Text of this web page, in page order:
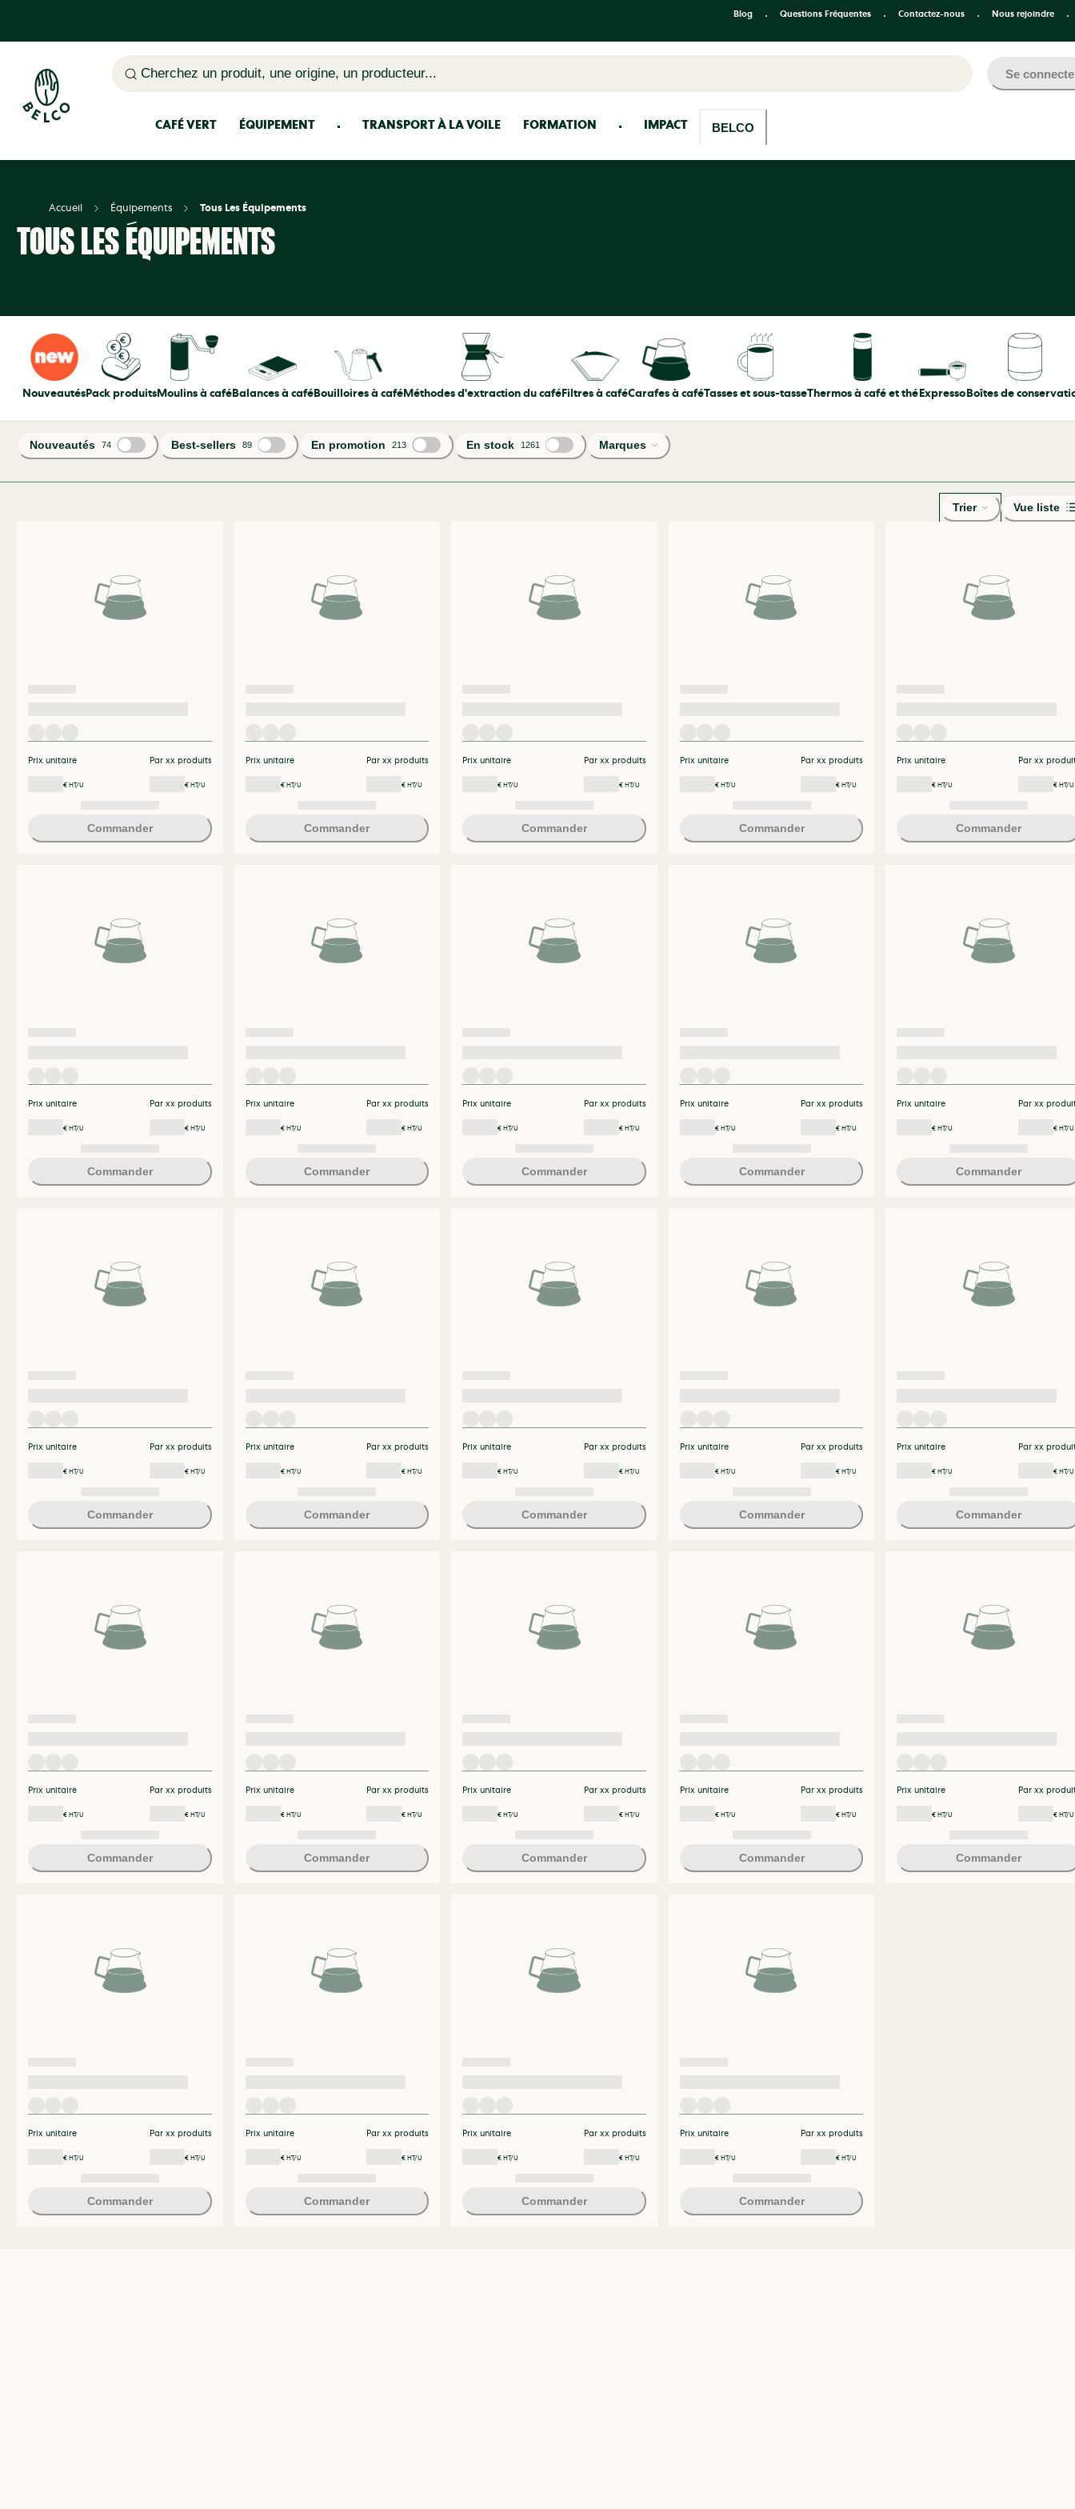
Blog Questions Fréquentes Contactez-nous Nous rejoindre
Cherchez un produit, une origine, un producteur...
CAFÉ VERT ÉQUIPEMENT TRANSPORT À LA VOILE FORMATION IMPACT BELCO
Se
Accueil Équipements Tous Les Équipements
TOUS LES ÉQUIPEMENTS
Nouveautés Pack produits Moulins à café Balances à café Bouilloires à café Méthodes d'extraction du café Filtres à caféCarafes à caféTasses et sous-tasseThermos à café et thé Expresso Boîtes de
Nouveautés 74 Best-sellers 89 En promotion 213 En stock 1261 Marques
Trier Vue liste
Prix unitaire
€ HT/U
Par xx produits
€ HT/U
Commander
Prix unitaire
€ HT/U
Par xx produits
€ HT/U
Commander
Prix unitaire
€ HT/U
Par xx produits
€ HT/U
Commander
Prix unitaire
€ HT/U
Par xx produits
€ HT/U
Commander
Prix unitaire
€ HT/U
Par xx
€ HT/U
Commander
Prix unitaire
€ HT/U
Par xx produits
€ HT/U
Commander
Prix unitaire
€ HT/U
Par xx produits
€ HT/U
Commander
Prix unitaire
€ HT/U
Par xx produits
€ HT/U
Commander
Prix unitaire
€ HT/U
Par xx produits
€ HT/U
Commander
Prix unitaire
€ HT/U
Par xx
€ HT/U
Commander
Prix unitaire
€ HT/U
Par xx produits
€ HT/U
Commander
Prix unitaire
€ HT/U
Par xx produits
€ HT/U
Commander
Prix unitaire
€ HT/U
Par xx produits
€ HT/U
Commander
Prix unitaire
€ HT/U
Par xx produits
€ HT/U
Commander
Prix unitaire
€ HT/U
Par xx
€ HT/U
Commander
Prix unitaire
€ HT/U
Par xx produits
€ HT/U
Commander
Prix unitaire
€ HT/U
Par xx produits
€ HT/U
Commander
Prix unitaire
€ HT/U
Par xx produits
€ HT/U
Commander
Prix unitaire
€ HT/U
Par xx produits
€ HT/U
Commander
Prix unitaire
€ HT/U
Par xx
€ HT/U
Commander
Prix unitaire
€ HT/U
Par xx produits
€ HT/U
Commander
Prix unitaire
€ HT/U
Par xx produits
€ HT/U
Commander
Prix unitaire
€ HT/U
Par xx produits
€ HT/U
Commander
Prix unitaire
€ HT/U
Par xx produits
€ HT/U
Commander